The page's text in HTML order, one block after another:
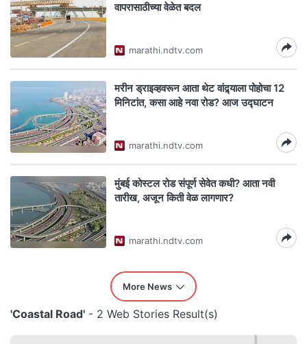
वापरासाठीच्या वेळेत बदल
marathi.ndtv.com
मरीन ड्राइव्हवरून आता थेट वांद्र्याला पोहोचा 12
मिनिटांत, कसा आहे नवा रोड? आज उद्घाटन
marathi.ndtv.com
मुंबई कोस्टल रोड संपूर्ण सेवेत कधी? आता नवी
तारीख, अजून किती वेळ लागणार?
marathi.ndtv.com
More News
'Coastal Road' - 2 Web Stories Result(s)